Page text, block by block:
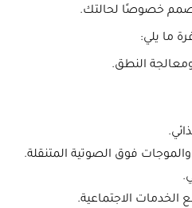
خصوصًا لحالتك.
ما يلي:
النطق.
فوق الصوتية المتنقلة.
الخدمات الاجتماعية.